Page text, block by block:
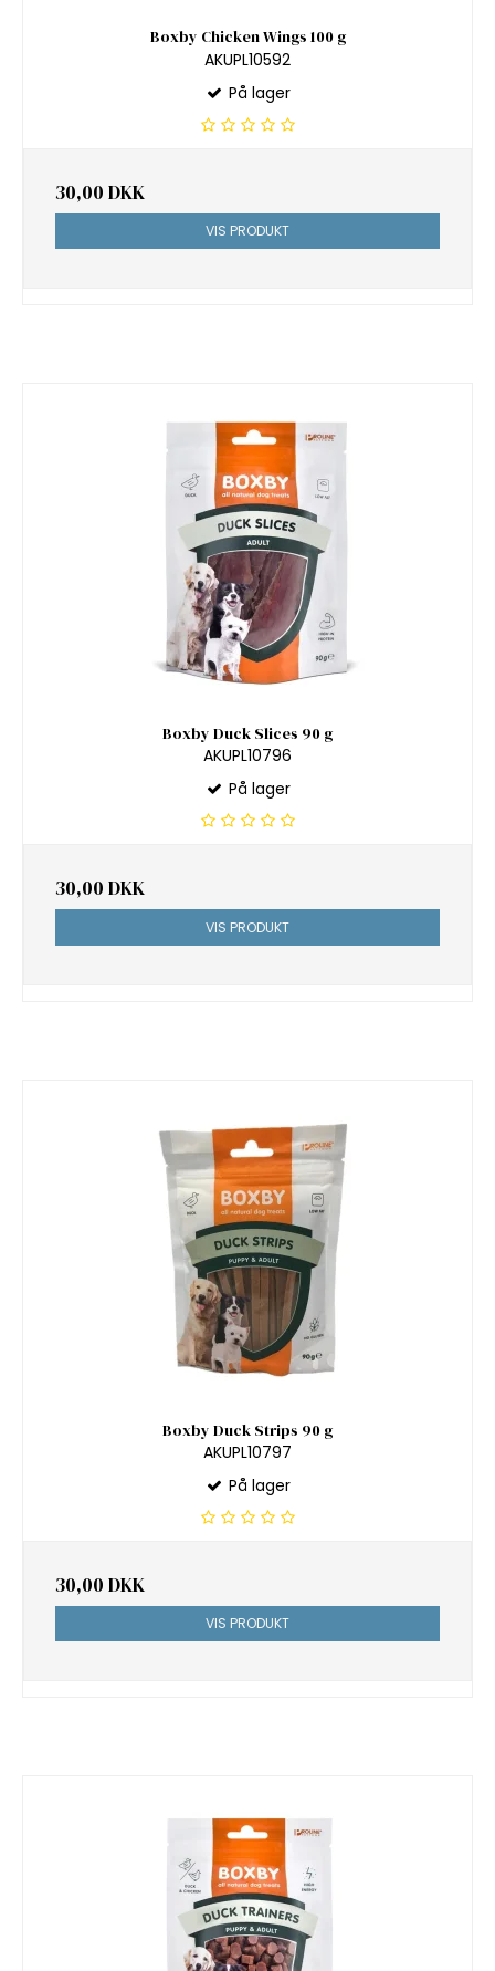
Boxby Chicken Wings 100 g
AKUPL10592
På lager
30,00 DKK
VIS PRODUKT
Boxby Duck Slices 90 g
AKUPL10796
På lager
30,00 DKK
VIS PRODUKT
Boxby Duck Strips 90 g
AKUPL10797
På lager
30,00 DKK
VIS PRODUKT